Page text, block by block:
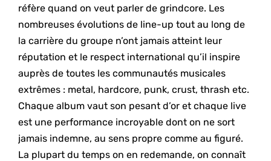
réfère quand on veut parler de grindcore. Les
nombreuses évolutions de line-up tout au long de
la carrière du groupe n’ont jamais atteint leur
réputation et le respect international qu’il inspire
auprès de toutes les communautés musicales
extrêmes : metal, hardcore, punk, crust, thrash etc.
Chaque album vaut son pesant d’or et chaque live
est une performance incroyable dont on ne sort
jamais indemne, au sens propre comme au figuré.
La plupart du temps on en redemande, on connaît